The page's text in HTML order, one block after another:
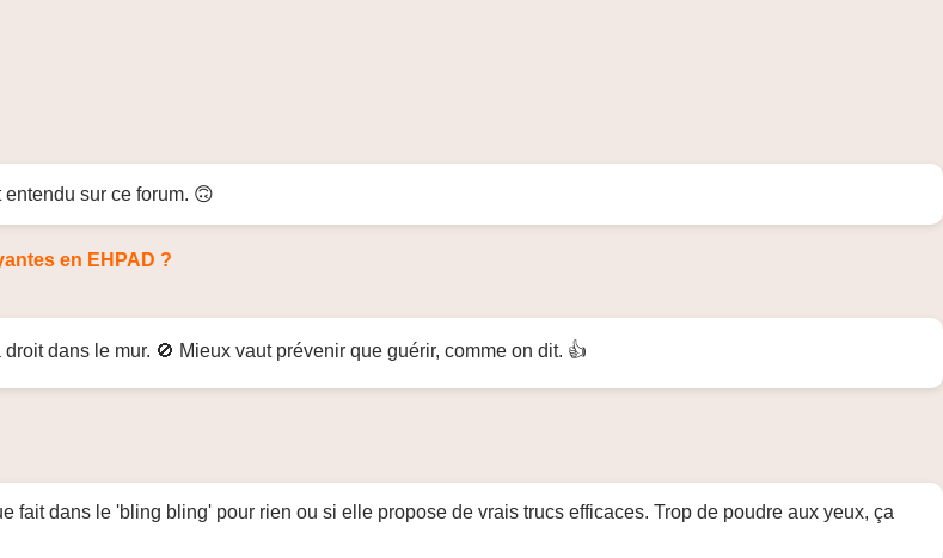
sur ce forum. 🙃
en EHPAD ?
dans le mur. 🚫 Mieux vaut prévenir que guérir, comme on dit. 👍
fait dans le 'bling bling' pour rien ou si elle propose de vrais trucs efficaces. Trop de poudre aux yeux, ça